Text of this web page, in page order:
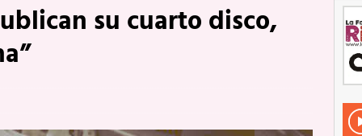
que van a escucharte te saludan
ENTREVISTAS
y arte que forjaron un mito
certificados
su cuarto disco,